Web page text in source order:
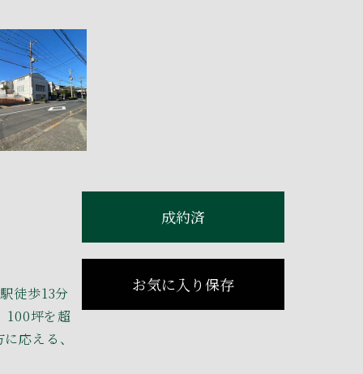
徒歩13分
100坪を超
応える、
成約済
お気に入り保存